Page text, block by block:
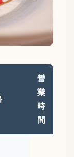
營
業
時
間